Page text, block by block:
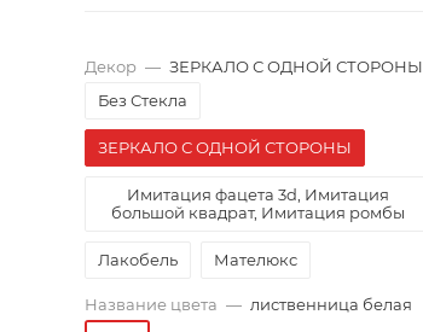
Декор — ЗЕРКАЛО С ОДНОЙ СТОРОНЫ
Без Стекла
ЗЕРКАЛО С ОДНОЙ СТОРОНЫ
Имитация фацета 3d, Имитация
большой квадрат, Имитация ромбы
Лакобель Мателюкс
Название цвета — лиственница белая